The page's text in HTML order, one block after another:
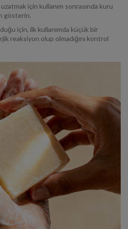
için kullanım sonrasında kuru
gösterin.
için, ilk kullanımda küçük bir
reaksiyon olup olmadığını kontrol